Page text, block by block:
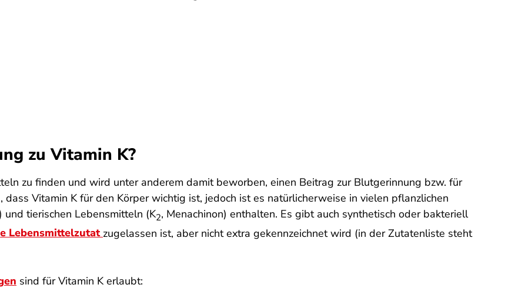
zu Vitamin K?
zu finden und wird unter anderem damit beworben, einen Beitrag zur Blutgerinnung bzw. für
Vitamin K für den Körper wichtig ist, jedoch ist es natürlicherweise in vielen pflanzlichen
und tierischen Lebensmitteln (K2, Menachinon) enthalten. Es gibt auch synthetisch oder bakteriell
Lebensmittelzutat zugelassen ist, aber nicht extra gekennzeichnet wird (in der Zutatenliste steht
sind für Vitamin K erlaubt: